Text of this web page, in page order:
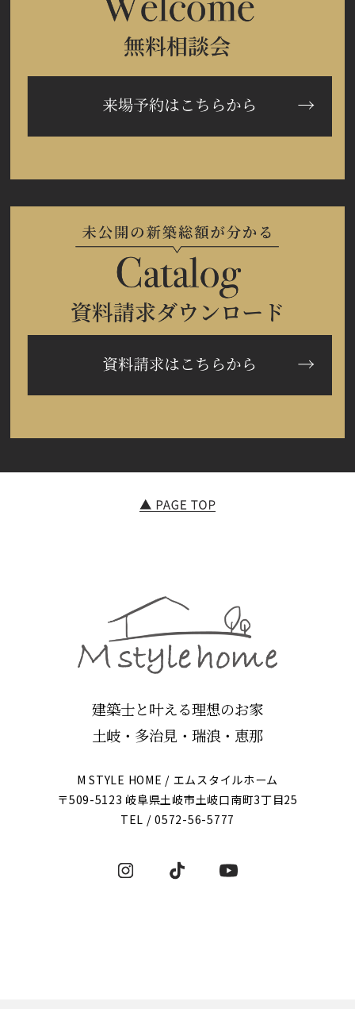
建築士と叶える理想のお家
土岐・多治見・瑞浪・恵那
M STYLE HOME / エムスタイルホーム
〒509-5123 岐阜県土岐市土岐口南町3丁目25
TEL /0572-56-5777